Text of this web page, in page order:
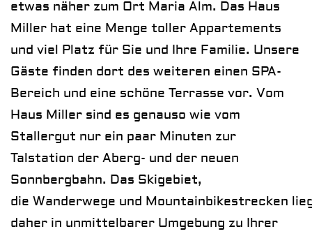
etwas näher zum Ort Maria Alm. Das Haus
Miller hat eine Menge toller Appartements
und viel Platz für Sie und Ihre Familie. Unsere
Gäste finden dort des weiteren einen SPA-
Bereich und eine schöne Terrasse vor. Vom
Haus Miller sind es genauso wie vom
Stallergut nur ein paar Minuten zur
Talstation der Aberg- und der neuen
Sonnbergbahn. Das Skigebiet,
die Wanderwege und Mountainbikestrecken
daher in unmittelbarer Umgebung zu Ihrer